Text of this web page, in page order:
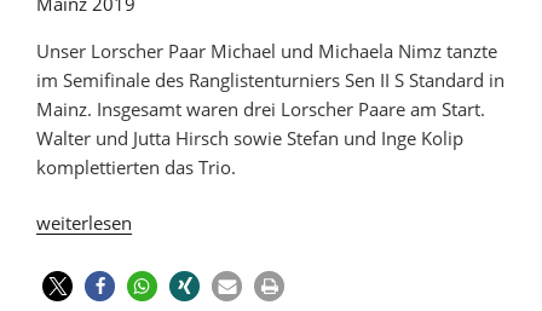
Unser Lorscher Paar Michael und Michaela Nimz tanzte
im Semifinale des Ranglistenturniers Sen II S Standard in
Mainz. Insgesamt waren drei Lorscher Paare am Start.
Walter und Jutta Hirsch sowie Stefan und Inge Kolip
komplettierten das Trio.
weiterlesen